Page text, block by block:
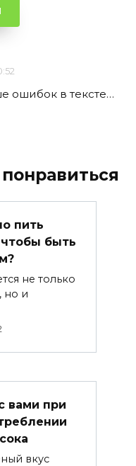
ошибок в тексте…
пить
чтобы быть
не только
но и
вами при
вкус